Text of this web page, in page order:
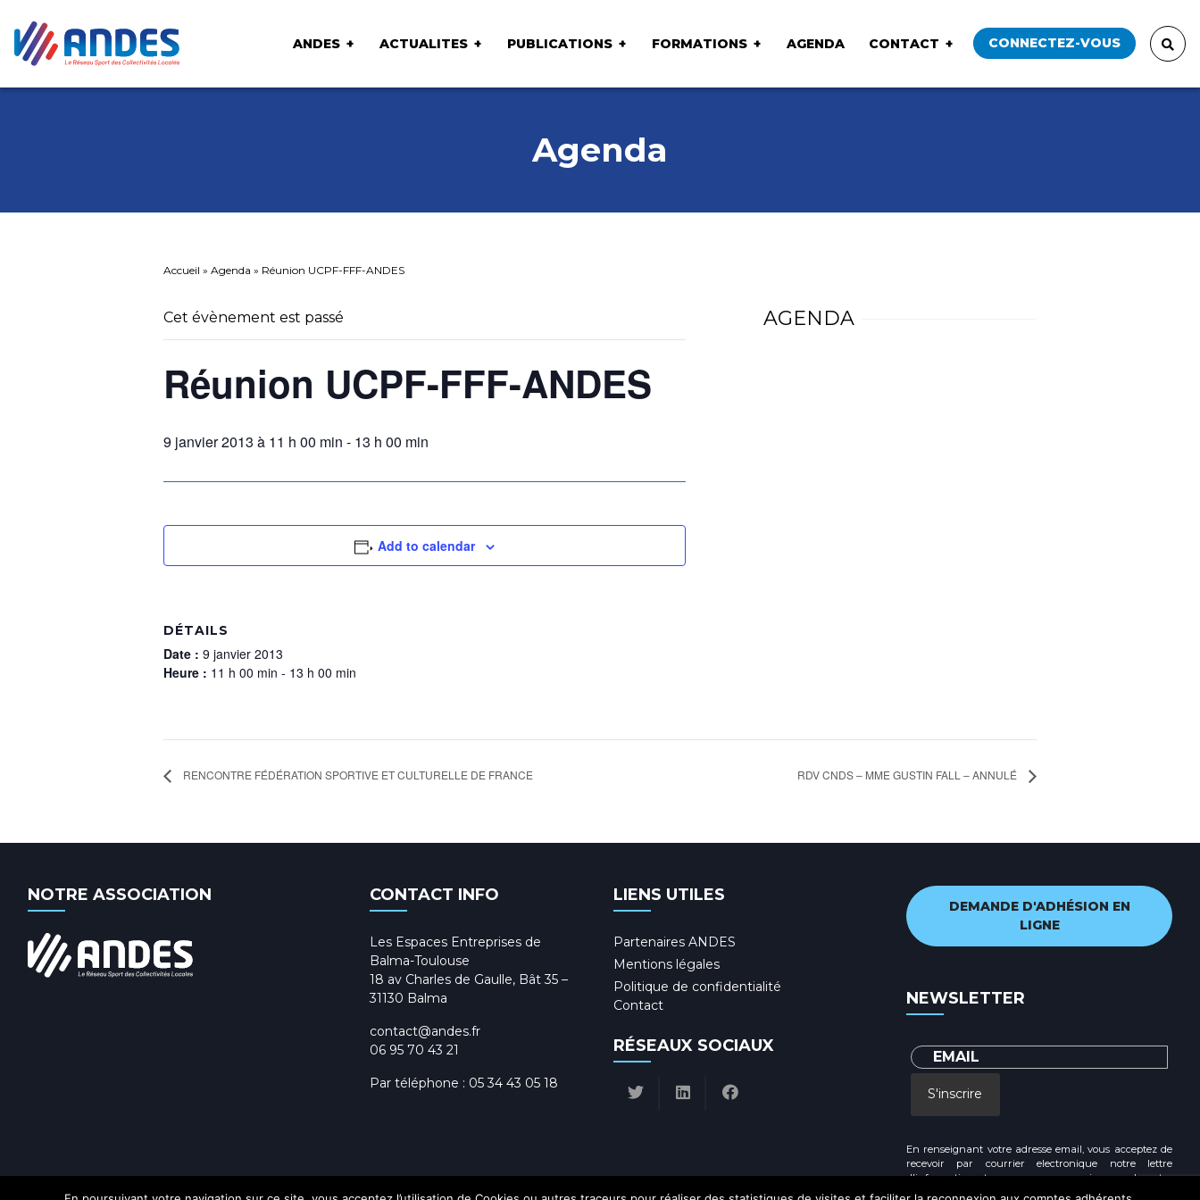
ANDES ACTUALITES PUBLICATIONS FORMATIONS AGENDA CONTACT CONNECTEZ-VOUS
Agenda
Accueil » Agenda » Réunion UCPF-FFF-ANDES
Cet évènement est passé
Réunion UCPF-FFF-ANDES
9 janvier 2013 à 11 h 00 min - 13 h 00 min
Add to calendar
DÉTAILS
Date : 9 janvier 2013
Heure : 11 h 00 min - 13 h 00 min
AGENDA
RENCONTRE FÉDÉRATION SPORTIVE ET CULTURELLE DE FRANCE RDV CNDS – MME GUSTIN FALL – ANNULÉ
NOTRE ASSOCIATION CONTACT INFO
Les Espaces Entreprises de
Balma-Toulouse
18 av Charles de Gaulle, Bât 35 –
31130 Balma
contact@andes.fr
06 95 70 43 21
Par téléphone : 05 34 43 05 18
LIENS UTILES
Partenaires ANDES
Mentions légales
Politique de confidentialité
Contact
RÉSEAUX SOCIAUX
DEMANDE D'ADHÉSION EN
LIGNE
NEWSLETTER
S'inscrire
En renseignant votre adresse email, vous acceptez de
recevoir par courrier electronique notre lettre
d'information et vous prenez connaissance de notre
Politique de confidentialité